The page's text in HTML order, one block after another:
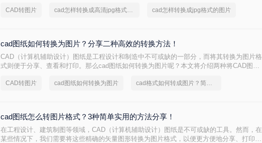
种将CAD转换成高清JPG格式图片的方法。
CAD转图片 cad怎样转换成高清jpg格式的图片 cad怎样转换成jpg格式的图片
cad图纸如何转换为图片？分享二种高效的转换方法！
CAD（计算机辅助设计）图纸是工程设计和制造中不可或缺的一部分，而将其转换为图片格
式则便于分享、查看和打印。那么cad图纸如何转换为图片呢？本文将介绍两种将CAD图纸
CAD转图片 cad图纸如何转换为图片 cad格式如何转成图片？简单高效的恢复方法
cad图纸怎么转图片格式？3种简单实用的方法分享！
在工程设计、建筑制图等领域，CAD（计算机辅助设计）图纸是不可或缺的工具。然而，在
某些情况下，我们需要将这些精确的矢量图形转换为图片格式，以便更方便地分享、打印或